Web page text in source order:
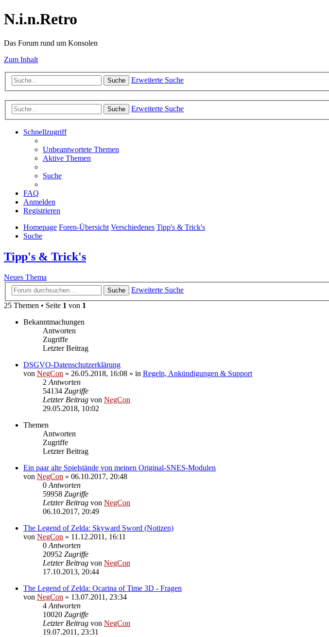
N.i.n.Retro
Das Forum rund um Konsolen
Zum Inhalt
Suche Erweiterte Suche
Suche Erweiterte Suche
Schnellzugriff
Unbeantwortete Themen
Aktive Themen
Suche
FAQ
Anmelden
Registrieren
Homepage Foren-Übersicht Verschiedenes Tipp's & Trick's
Suche
Tipp's & Trick's
Neues Thema
Suche
Erweiterte Suche
25 Themen • Seite 1 von 1
Bekanntmachungen
Antworten
Zugriffe
Letzter Beitrag
DSGVO-Datenschutzerklärung
von NegCon » 26.05.2018, 16:08 » in Regeln, Ankündigungen & Support
2Antworten
54134 Zugriffe
Letzter Beitrag von NegCon
29.05.2018, 10:02
Themen
Antworten
Zugriffe
Letzter Beitrag
Ein paar alte Spielstände von meinen Original-SNES-Modulen
von NegCon » 06.10.2017, 20:48
0Antworten
59958 Zugriffe
Letzter Beitrag von NegCon
06.10.2017, 20:49
The Legend of Zelda: Skyward Sword (Notizen)
von NegCon » 11.12.2011, 16:11
0Antworten
20952 Zugriffe
Letzter Beitrag von NegCon
17.10.2013, 20:44
The Legend of Zelda: Ocarina of Time 3D - Fragen
von NegCon » 13.07.2011, 23:34
4Antworten
10020 Zugriffe
Letzter Beitrag von NegCon
19.07.2011, 23:31